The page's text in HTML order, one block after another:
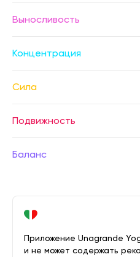
Выносливость
Концентрация
Сила
Подвижность
Баланс
Приложение Unagrande
и не может содержать